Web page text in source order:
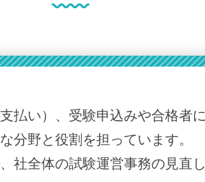
払い）、受験申込みや合格者
分野と役割を担っています。
社全体の試験運営事務の見直